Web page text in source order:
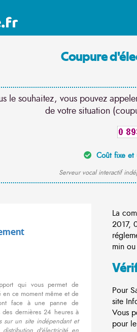
Coupure
le souhaitez, vous pouvez
de votre situation
Coût fixe et
Serveur vocal interactif
qui vous permet de
ce moment même et de
face à une panne de
dernières 24 heures à
sur un site indépendant et
La
2017,
min
Pour
site
Vous
pour